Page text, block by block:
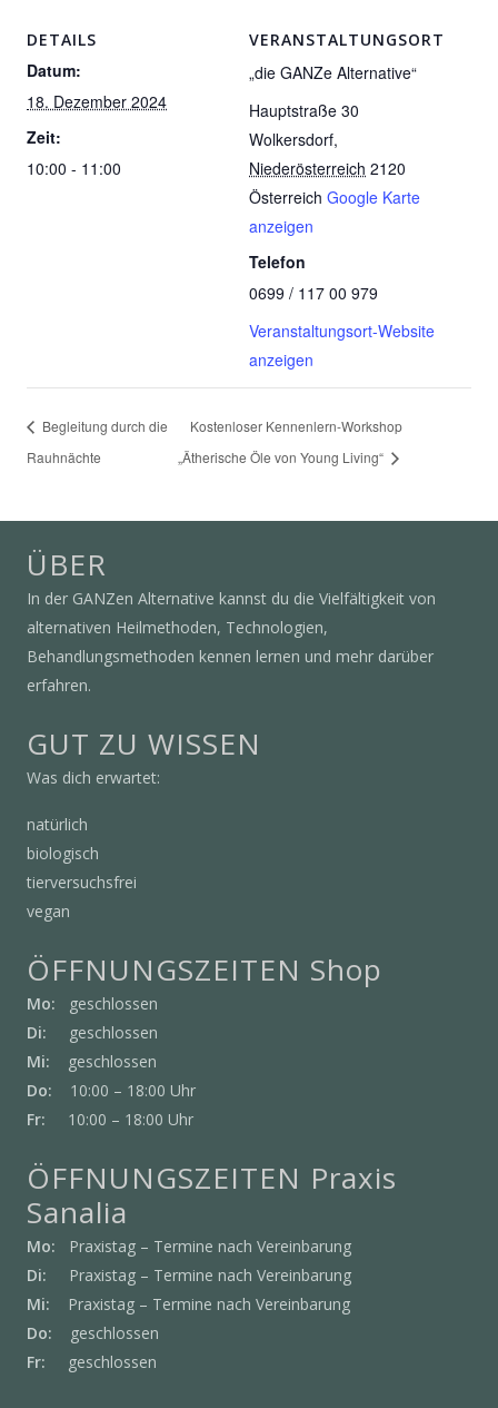
DETAILS
Datum:
18. Dezember 2024
Zeit:
10:00 - 11:00
VERANSTALTUNGSORT
„die GANZe Alternative“
Hauptstraße 30
Wolkersdorf,
Niederösterreich 2120
Österreich Google Karte
anzeigen
Telefon
0699 / 117 00 979
Veranstaltungsort-Website
anzeigen
Begleitung durch die
Rauhnächte
Kostenloser Kennenlern-Workshop
„Ätherische Öle von Young Living“
ÜBER
In der GANZen Alternative kannst du die Vielfältigkeit von
alternativen Heilmethoden, Technologien,
Behandlungsmethoden kennen lernen und mehr darüber
erfahren.
GUT ZU WISSEN
Was dich erwartet:
natürlich
biologisch
tierversuchsfrei
vegan
ÖFFNUNGSZEITEN Shop
Mo: geschlossen
Di: geschlossen
Mi:
geschlossen
Do: 10:00 – 18:00 Uhr
Fr: 10:00 – 18:00 Uhr
ÖFFNUNGSZEITEN Praxis
Sanalia
Mo: Praxistag – Termine nach Vereinbarung
Di: Praxistag – Termine nach Vereinbarung
Mi:
Praxistag – Termine nach Vereinbarung
Do: geschlossen
Fr: geschlossen